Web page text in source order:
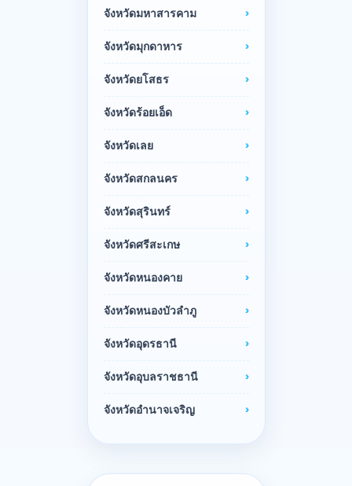
จังหวัดมหาสารคาม
จังหวัดมุกดาหาร
จังหวัดยโสธร
จังหวัดร้อยเอ็ด
จังหวัดเลย
จังหวัดสกลนคร
จังหวัดสุรินทร์
จังหวัดศรีสะเกษ
จังหวัดหนองคาย
จังหวัดหนองบัวลำภู
จังหวัดอุดรธานี
จังหวัดอุบลราชธานี
จังหวัดอำนาจเจริญ